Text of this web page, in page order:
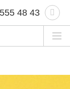
48 43